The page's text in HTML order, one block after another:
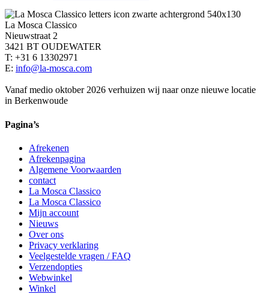
La Mosca Classico
Nieuwstraat 2
3421 BT OUDEWATER
T: +31 6 13302971
E: info@la-mosca.com
Vanaf medio oktober 2026 verhuizen wij naar onze nieuwe locatie
in Berkenwoude
Pagina’s
Afrekenen
Afrekenpagina
Algemene Voorwaarden
contact
La Mosca Classico
La Mosca Classico
Mijn account
Nieuws
Over ons
Privacy verklaring
Veelgestelde vragen / FAQ
Verzendopties
Webwinkel
Winkel